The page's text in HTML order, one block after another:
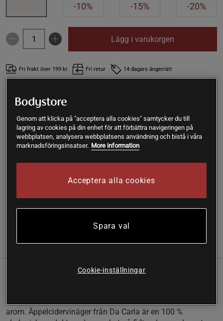
-10%
-15%
-20%
Lägg i varukorgen
Fri frakt över 199 kr Fri retur 14 dagars ångerrätt
Deborah Framröstad topprecension
SKU #A4044-16| EAN7340012502615
Äppelcidervinäger från Da Carla kan användas till dressing, i
Läs mer
Information Recensioner(47) Näring & Ingredienser
arom. Äppelcidervinäger från Da Carla är en 100 %
Genom att klicka på "acceptera alla cookies" samtycker du till
lagring av cookies på din enhet för att förbättra navigeringen på
webbplatsen, analysera webbplatsens användning och bistå i våra
marknadsföringsinsatser. More information
Acceptera alla cookies
Spara val
Cookie-inställningar